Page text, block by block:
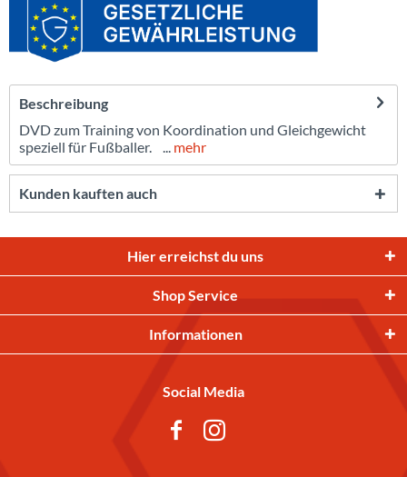
Beschreibung
DVD zum Training von Koordination und Gleichgewicht
speziell für Fußballer. ... mehr
Kunden kauften auch
Hier erreichst du uns
Shop Service
Informationen
Social Media